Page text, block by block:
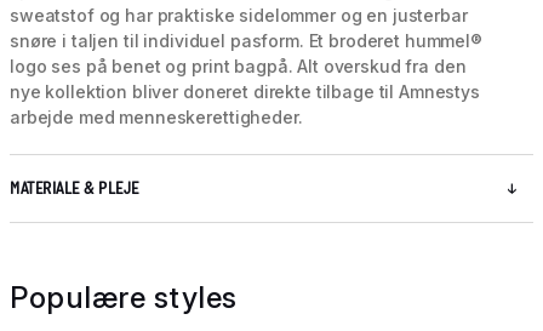
sweatstof og har praktiske sidelommer og en justerbar
snøre i taljen til individuel pasform. Et broderet hummel®
logo ses på benet og print bagpå. Alt overskud fra den
nye kollektion bliver doneret direkte tilbage til Amnestys
arbejde med menneskerettigheder.
MATERIALE & PLEJE
Populære styles